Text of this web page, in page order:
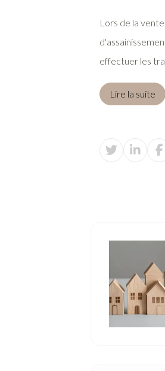
Lors de la
effectuer les
Lire la suite